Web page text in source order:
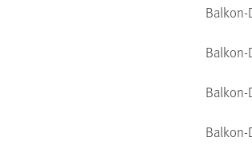
Balkon-
Balkon-
Balkon-
Balkon-